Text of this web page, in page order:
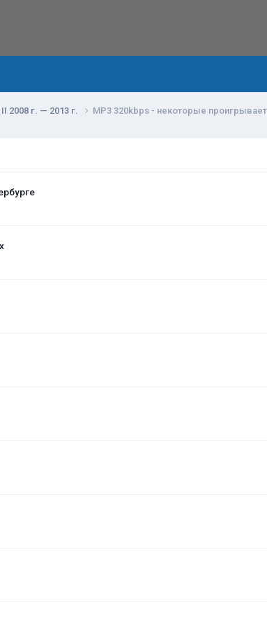
II 2008 г. — 2013 г. MP3 320kbps - некоторые